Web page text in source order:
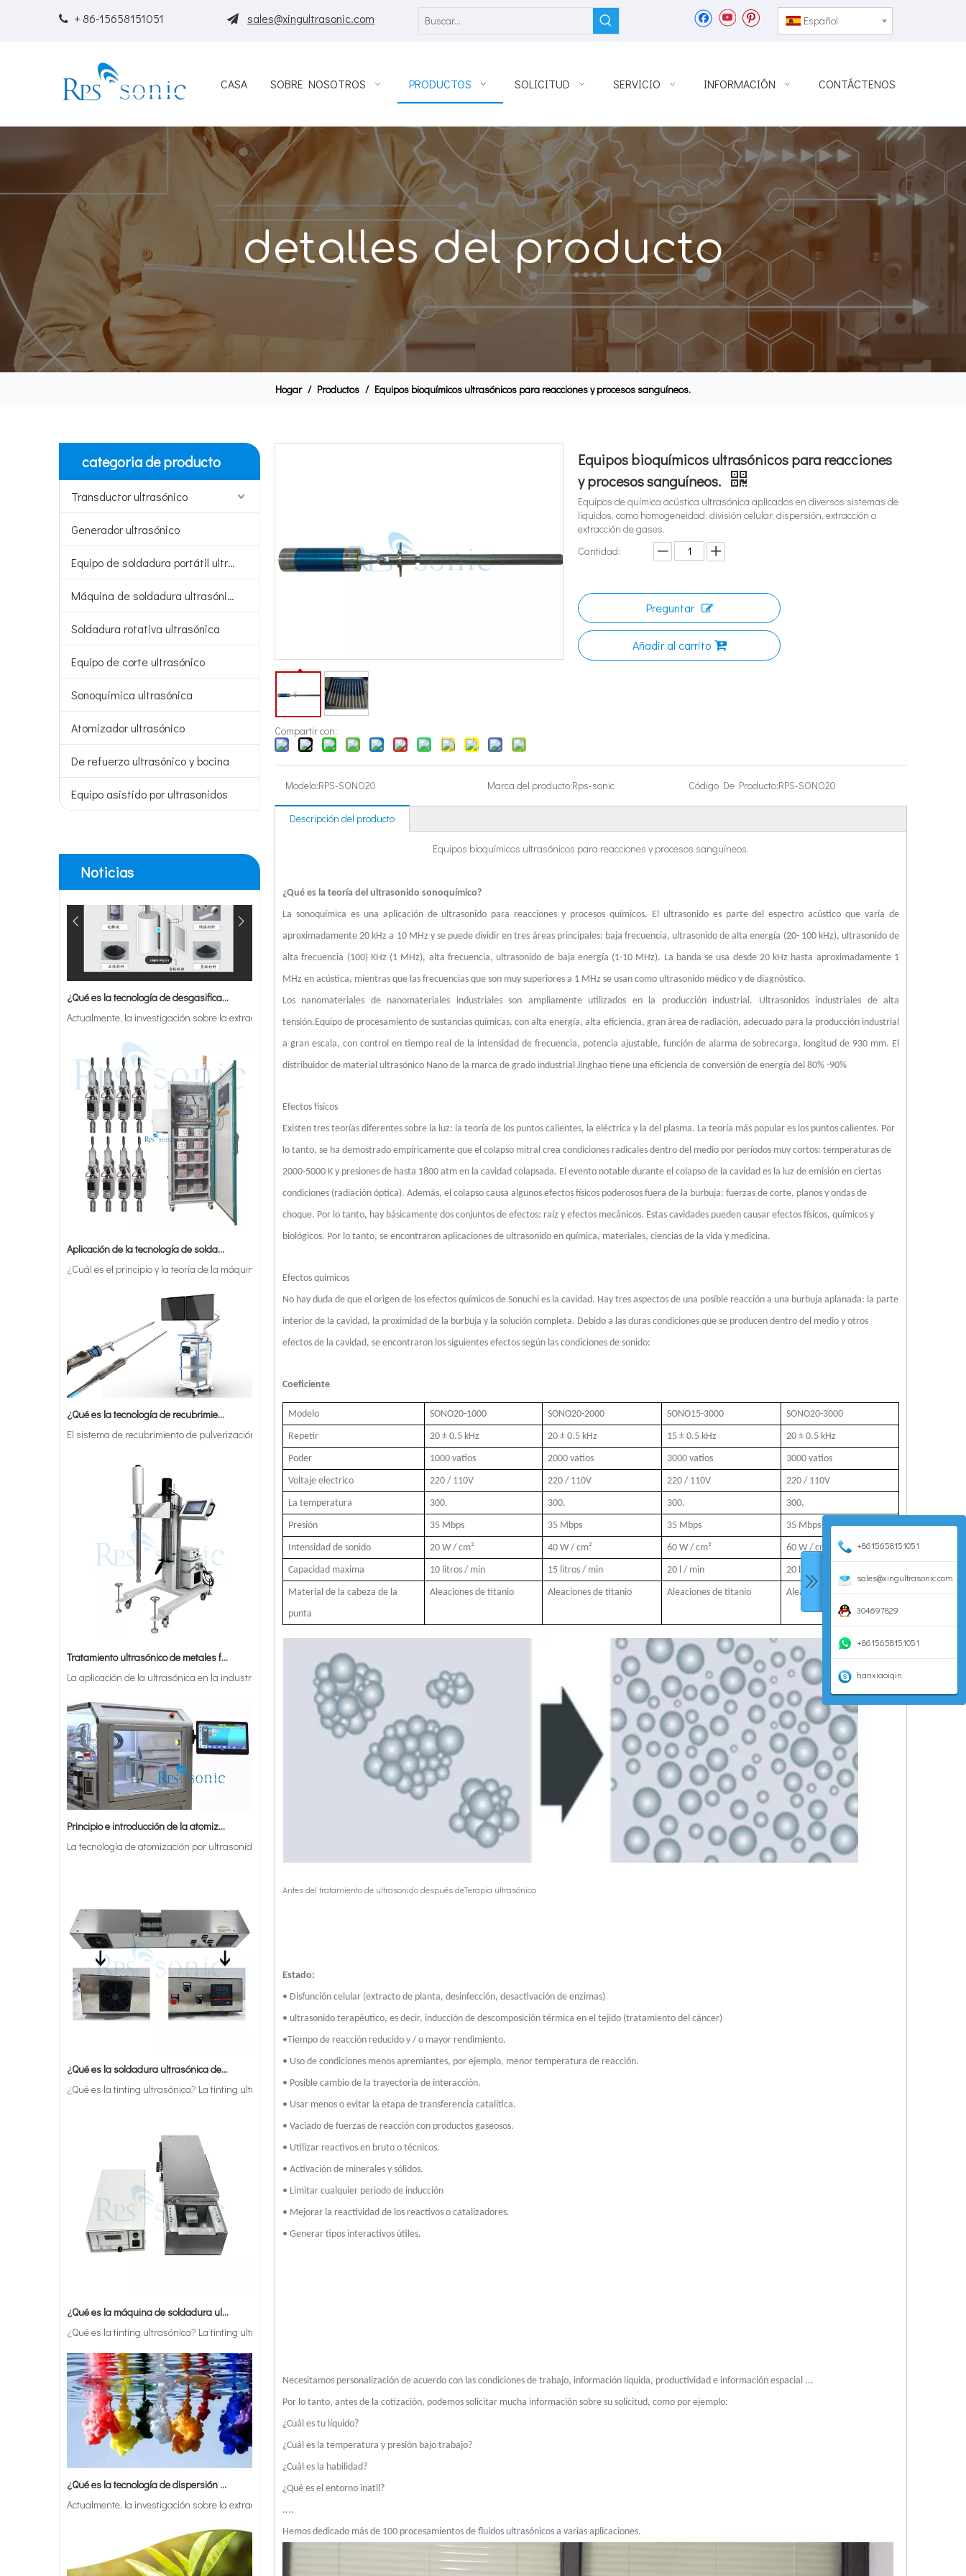
 + 86-15658151051  sales@xingultrasonic.com Español
CASA SOBRE NOSOTROS PRODUCTOS SOLICITUD SERVICIO INFORMACIÓN CONTÁCTENOS
detalles del producto
Hogar / Productos / Equipos bioquímicos ultrasónicos para reacciones y procesos sanguíneos.
categoria de producto
Transductor ultrasónico
Generador ultrasónico
Equipo de soldadura portátil ultrasónico
Máquina de soldadura ultrasónica
Soldadura rotativa ultrasónica
Equipo de corte ultrasónico
Sonoquímica ultrasónica
Atomizador ultrasónico
De refuerzo ultrasónico y bocina
Equipo asistido por ultrasonidos
Noticias
Tecnología de tratamiento de agua por ultrasonidos
Actualmente, la investigación sobre la extracción de antioxidantes y los medicamentos antienvejecimiento de los productos naturales ha atraído la atención generalizada de los académicos nacionales y
¿Cuál es el principio y la teoría de la máquina de soldadura de plástico ultrasónico? El principio de la máquina de soldadura de plástico ultrasónico？ ¿Cómo funciona la soldadura ultrasónica? ¿Cuál es la
¿Qué es la tecnología de desgasificación de lodos de baterías ultrasónicas?
Actualmente, la investigación sobre la extracción de antioxidantes y los medicamentos antienvejecimiento de los productos naturales ha atraído la atención generalizada de los académicos nacionales y
¿Cuál es el principio y la teoría de la máquina de soldadura de plástico ultrasónico? El principio de la máquina de soldadura de plástico ultrasónico？ ¿Cómo funciona la soldadura ultrasónica? ¿Cuál es la
¿Qué es la tecnología de recubrimiento por pulverización ultrasónica de endoscopio semiconductor?
El sistema de recubrimiento de pulverización ultrasónica es una técnica para formar películas delgadas con funciones o propiedades específicas en la superficie del vidrio óptico. Utiliza ondas ultrasónicas
La aplicación de la ultrasónica en la industria de la costura refleja principalmente las dos funciones principales de ultrasónica: soldadura y corte. En 2019, para las máscaras populares en todo el mundo, el
La tecnología de atomización por ultrasonido es un método eficiente y de bajo costo para producir polvos metálicos finos. Los polvos producidos con este método tienen buena esfericidad, tamaño de partícula
¿Qué es la tinting ultrasónica? La tinting ultrasónica es un tipo de método de soldadura que no usa flujo. La sonda ultrasónica produce cavitación en el núcleo de soldadura fundida a través de la vibración
¿Qué es la tinting ultrasónica? La tinting ultrasónica es un tipo de método de soldadura que no usa flujo. La sonda ultrasónica produce cavitación en el núcleo de soldadura fundida a través de la vibración
¿Qué es la tecnología de dispersión de pigmentos ultrasónica?
Actualmente, la investigación sobre la extracción de antioxidantes y los medicamentos antienvejecimiento de los productos naturales ha atraído la atención generalizada de los académicos nacionales y
Compartir con:
Equipos bioquímicos ultrasónicos para reacciones
y procesos sanguíneos.
Equipos de química acústica ultrasónica aplicados en diversos sistemas de
líquidos, como homogeneidad, división celular, dispersión, extracción o
extracción de gases.
Cantidad:
Preguntar
Añadir al carrito
Modelo:RPS-SONO20 Marca del producto:Rps-sonic Código De Producto:RPS-SONO20
Descripción del producto
Equipos bioquímicos ultrasónicos para reacciones y procesos sanguíneos.
¿Qué es la teoría del ultrasonido sonoquímico?
La sonoquímica es una aplicación de ultrasonido para reacciones y procesos químicos. El ultrasonido es parte del espectro acústico que varía de
aproximadamente 20 kHz a 10 MHz y se puede dividir en tres áreas principales: baja frecuencia, ultrasonido de alta energía (20- 100 kHz), ultrasonido de
alta frecuencia (100) KHz (1 MHz), alta frecuencia, ultrasonido de baja energía (1-10 MHz). La banda se usa desde 20 kHz hasta aproximadamente 1
MHz en acústica, mientras que las frecuencias que son muy superiores a 1 MHz se usan como ultrasonido médico y de diagnóstico.
Los nanomateriales de nanomateriales industriales son ampliamente utilizados en la producción industrial. Ultrasonidos industriales de alta
tensión.Equipo de procesamiento de sustancias químicas, con alta energía, alta eficiencia, gran área de radiación, adecuado para la producción industrial
a gran escala, con control en tiempo real de la intensidad de frecuencia, potencia ajustable, función de alarma de sobrecarga, longitud de 930 mm. El
distribuidor de material ultrasónico Nano de la marca de grado industrial Jinghao tiene una eficiencia de conversión de energía del 80% -90%
Efectos fisicos
Existen tres teorías diferentes sobre la luz: la teoría de los puntos calientes, la eléctrica y la del plasma. La teoría más popular es los puntos calientes. Por
lo tanto, se ha demostrado empíricamente que el colapso mitral crea condiciones radicales dentro del medio por períodos muy cortos: temperaturas de
2000-5000 K y presiones de hasta 1800 atm en la cavidad colapsada. El evento notable durante el colapso de la cavidad es la luz de emisión en ciertas
condiciones (radiación óptica). Además, el colapso causa algunos efectos físicos poderosos fuera de la burbuja: fuerzas de corte, planos y ondas de
choque. Por lo tanto, hay básicamente dos conjuntos de efectos: raíz y efectos mecánicos. Estas cavidades pueden causar efectos físicos, químicos y
biológicos. Por lo tanto, se encontraron aplicaciones de ultrasonido en química, materiales, ciencias de la vida y medicina.
Efectos quimicos
No hay duda de que el origen de los efectos químicos de Sonuchi es la cavidad. Hay tres aspectos de una posible reacción a una burbuja aplanada: la parte
interior de la cavidad, la proximidad de la burbuja y la solución completa. Debido a las duras condiciones que se producen dentro del medio y otros
efectos de la cavidad, se encontraron los siguientes efectos según las condiciones de sonido:
Coeficiente
Modelo SONO20-1000 SONO20-2000 SONO15-3000 SONO20-3000
Repetir 20 ± 0.5 kHz 20 ± 0.5 kHz 15 ± 0.5 kHz 20 ± 0.5 kHz
Poder 1000 vatios 2000 vatios 3000 vatios 3000 vatios
Voltaje electrico 220 / 110V 220 / 110V 220 / 110V 220 / 110V
La temperatura 300. 300. 300. 300.
Presión 35 Mbps 35 Mbps 35 Mbps 35 Mbps
Intensidad de sonido 20 W / cm² 40 W / cm² 60 W / cm² 60 W / cm²
Capacidad maxima 10 litros / min 15 litros / min 20 l / min 20 l / min
Material de la cabeza de la
punta
Aleaciones de titanio Aleaciones de titanio Aleaciones de titanio Aleaciones de titanio
Antes del tratamiento de ultrasonido después deTerapia ultrasónica
Estado:
• Disfunción celular (extracto de planta, desinfección, desactivación de enzimas)
• ultrasonido terapéutico, es decir, inducción de descomposición térmica en el tejido (tratamiento del cáncer)
•Tiempo de reacción reducido y / o mayor rendimiento.
• Uso de condiciones menos apremiantes, por ejemplo, menor temperatura de reacción.
• Posible cambio de la trayectoria de interacción.
• Usar menos o evitar la etapa de transferencia catalítica.
• Vaciado de fuerzas de reacción con productos gaseosos.
• Utilizar reactivos en bruto o técnicos.
• Activación de minerales y sólidos.
• Limitar cualquier periodo de inducción
• Mejorar la reactividad de los reactivos o catalizadores.
• Generar tipos interactivos útiles.
Necesitamos personalización de acuerdo con las condiciones de trabajo, información líquida, productividad e información espacial ...
Por lo tanto, antes de la cotización, podemos solicitar mucha información sobre su solicitud, como por ejemplo:
¿Cuál es tu líquido?
¿Cuál es la temperatura y presión bajo trabajo?
¿Cuál es la habilidad?
¿Qué es el entorno inatll?
....
Hemos dedicado más de 100 procesamientos de fluidos ultrasónicos a varias aplicaciones.
+8615658151051
sales@xingultrasonic.com
304697829
+8615658151051
hanxiaoiqin